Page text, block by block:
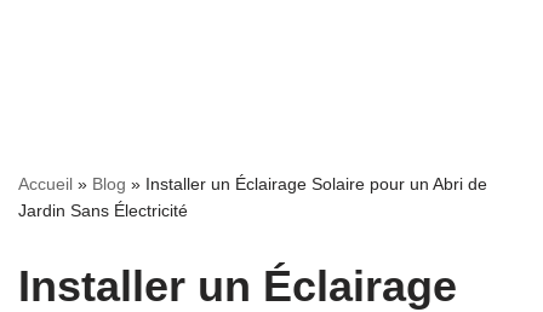
Accueil » Blog » Installer un Éclairage Solaire pour un Abri de
Jardin Sans Électricité
Installer un Éclairage